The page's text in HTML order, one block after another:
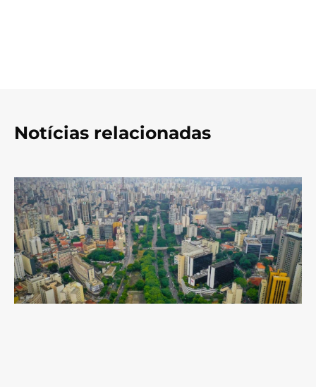
Notícias relacionadas